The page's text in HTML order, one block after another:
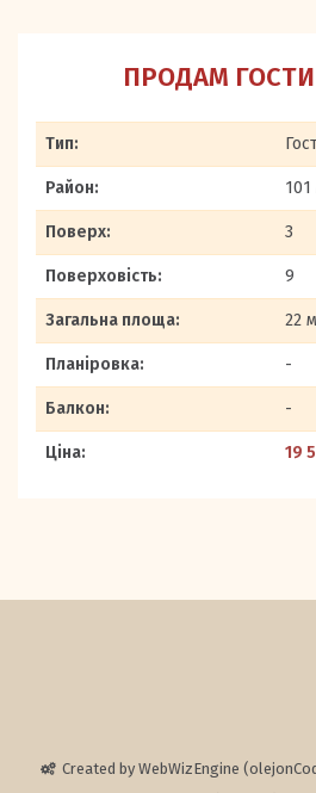
ПРОДАМ
Тип:
Район:
Поверх: 3
Поверховість: 9
Загальна площа: 22 м
Планіровка: -
Балкон: -
Ціна: 19
Created by WebWizEngine